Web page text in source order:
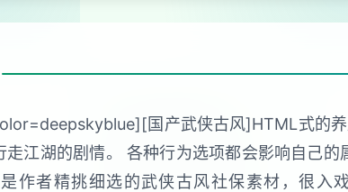
国产武侠古风]HTML式的
走江湖的剧情。 各种行为选项都会影响自己
作者精挑细选的武侠古风社保素材，很